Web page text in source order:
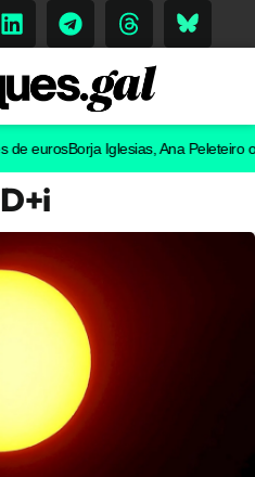
Borja Iglesias, Ana Peleteiro o